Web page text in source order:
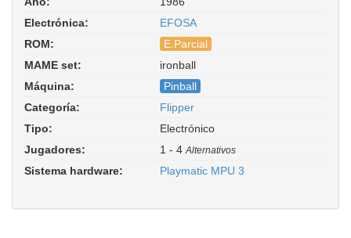
Electrónica:
EFOSA
ROM:
E.Parcial
MAME set:
ironball
Iron Balls. Driver:
Máquina:
Pinball
Categoría:
Flipper
Tipo:
Electrónico
Jugadores:
1 - 4 Alternativos
Sistema hardware: Playmatic MPU 3